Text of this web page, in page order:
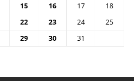
15 16 17
18
22 23 24
25
29 30
31